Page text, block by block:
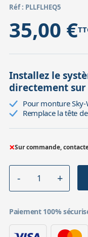
Réf : PLLFLHEQ5
35,00 €
Installez le
directement
Pour monture Sky-
Remplace la tête
×Sur commande,
Paiement 100%